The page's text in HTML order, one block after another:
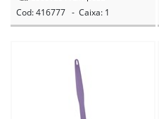
Cod: 416777 - Caixa: 1